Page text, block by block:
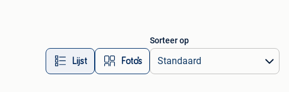
Lijst Foto’s
Sorteer op